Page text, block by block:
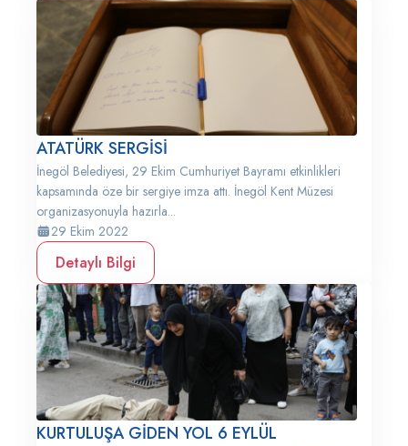
ATATÜRK SERGİSİ
İnegöl Belediyesi, 29 Ekim Cumhuriyet Bayramı etkinlikleri
kapsamında öze bir sergiye imza attı. İnegöl Kent Müzesi
organizasyonuyla hazırla...
29 Ekim 2022
Detaylı Bilgi
KURTULUŞA GİDEN YOL 6 EYLÜL